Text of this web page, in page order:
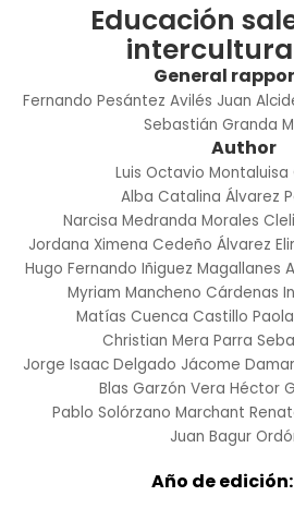
Educación
General
Fernando Pesántez Avilés Juan
Sebastián Granda
Author
Luis Octavio Montaluisa
Alba Catalina Álvarez
Narcisa Medranda Morales
Jordana Ximena Cedeño Álvarez
Hugo Fernando Iñiguez Magallanes
Myriam Mancheno Cárdenas
Matías Cuenca Castillo
Christian Mera Parra
Jorge Isaac Delgado Jácome
Blas Garzón Vera Héctor
Pablo Solórzano Marchant
Juan Bagur
Año de edición: